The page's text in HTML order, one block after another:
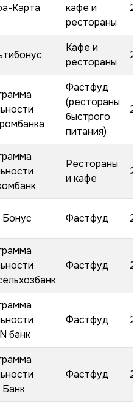
Карта
кафе и
рестораны
Кафе и
рестораны
Фастфуд
(рестораны
быстрого
питания)
Рестораны
и кафе
Фастфуд
Фастфуд
банк
Фастфуд
Фастфуд